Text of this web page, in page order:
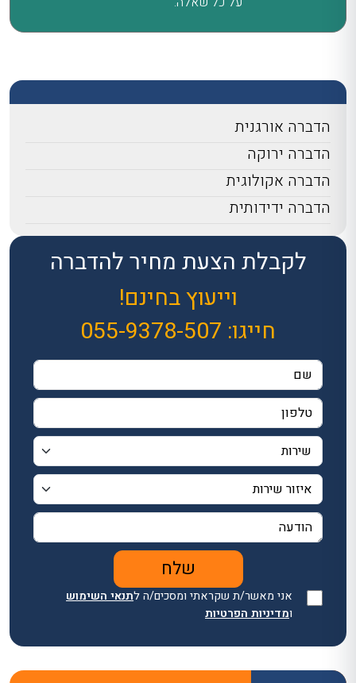
לקבלת הצעת מחיר להדברה
וייעוץ בחינם!
חייגו: 055-9378-507
אני מאשר/ת שקראתי ומסכים/ה לתנאי השימוש
ומדיניות הפרטיות
הדברה אורגנית
הדברה ירוקה
הדברה אקולוגית
הדברה ידידותית